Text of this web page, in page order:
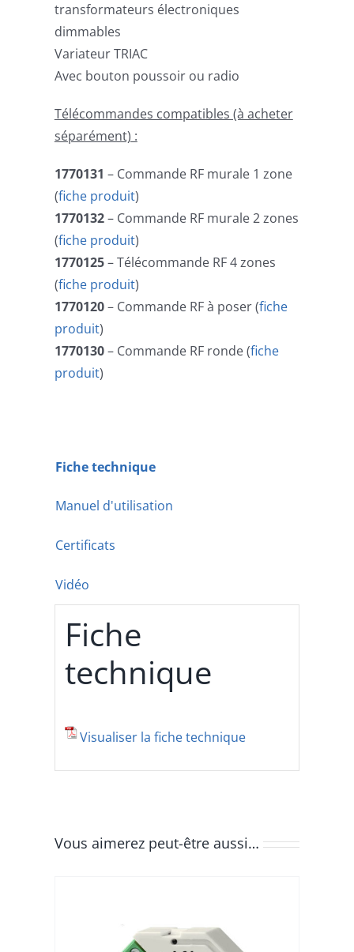
transformateurs électroniques
dimmables
Variateur TRIAC
Avec bouton poussoir ou radio
Télécommandes compatibles (à acheter
séparément) :
1770131 – Commande RF murale 1 zone
(fiche produit)
1770132– Commande RF murale 2 zones
(fiche produit)
1770125– Télécommande RF 4 zones
(fiche produit)
1770120– Commande RF à poser (fiche
produit)
1770130– Commande RF ronde (fiche
produit)
Fiche technique
Manuel d'utilisation
Certificats
Vidéo
Fiche
technique
Visualiser la fiche technique
Vous aimerez peut-être aussi…